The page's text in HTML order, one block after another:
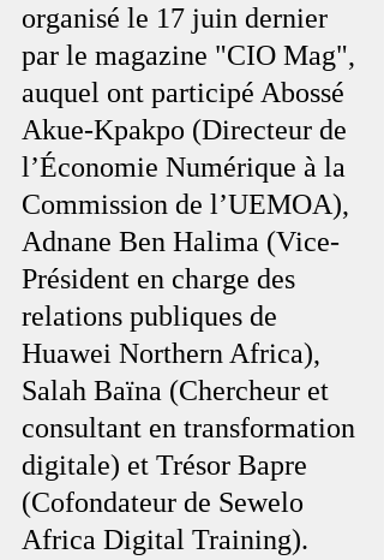
organisé le 17 juin dernier
par le magazine "CIO Mag",
auquel ont participé Abossé
Akue-Kpakpo (Directeur de
l’Économie Numérique à la
Commission de l’UEMOA),
Adnane Ben Halima (Vice-
Président en charge des
relations publiques de
Huawei Northern Africa),
Salah Baïna (Chercheur et
consultant en transformation
digitale) et Trésor Bapre
(Cofondateur de Sewelo
Africa Digital Training).